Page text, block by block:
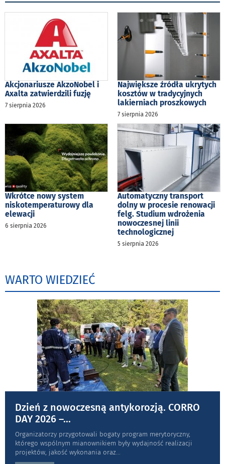
Akcjonariusze AkzoNobel i
Axalta zatwierdzili fuzję
7 sierpnia 2026
Największe źródła ukrytych
kosztów w tradycyjnych
lakierniach proszkowych
7 sierpnia 2026
Wkrótce nowy system
niskotemperaturowy dla
elewacji
6 sierpnia 2026
Automatyczny transport
dolny w procesie renowacji
felg. Studium wdrożenia
nowoczesnej linii
technologicznej
5 sierpnia 2026
WARTO WIEDZIEĆ
Dzień z nowoczesną antykorozją. CORRO
DAY 2026 –...
Organizatorzy przygotowali bogaty program merytoryczny,
którego wspólnym mianownikiem były wydajność realizacji
projektów, jakość wykonania oraz...